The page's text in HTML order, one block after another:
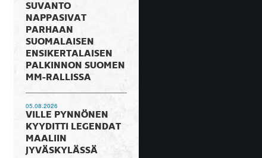
SUVANTO
NAPPASIVAT
PARHAAN
SUOMALAISEN
ENSIKERTALAISEN
PALKINNON SUOMEN
MM-RALLISSA
05.08.2026
VILLE PYNNÖNEN
KYYDITTI LEGENDAT
MAALIIN
JYVÄSKYLÄSSÄ